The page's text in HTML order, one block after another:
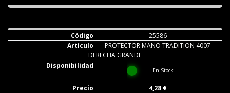
25586
PROTECTOR MANO TRADITION 4007
DERECHA GRANDE
En Stock
4,28 €